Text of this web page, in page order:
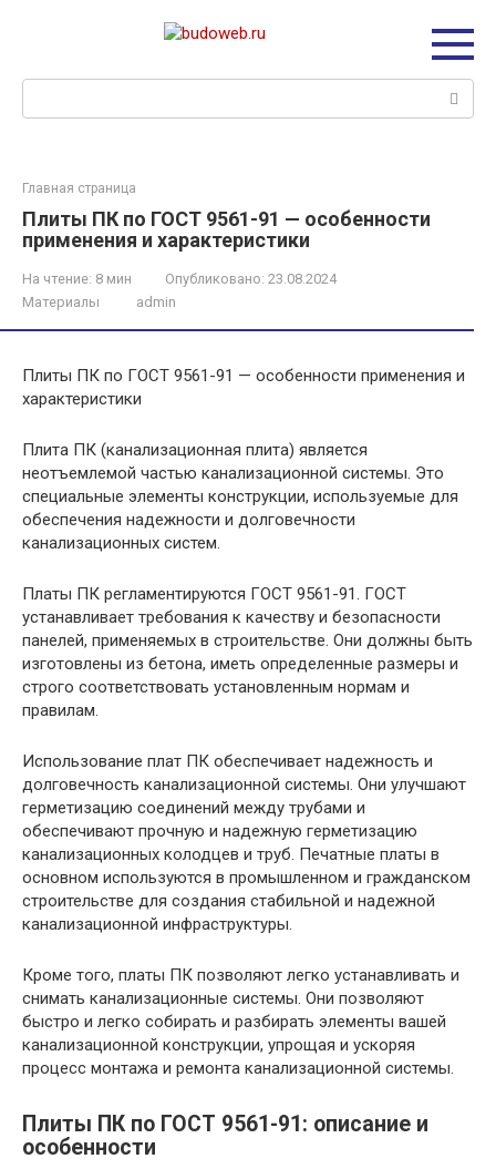
Главная страница
Плиты ПК по ГОСТ 9561-91 — особенности
применения и характеристики
На чтение: 8 мин Опубликовано: 23.08.2024
Материалы
admin
Плиты ПК по ГОСТ 9561-91 — особенности применения и
характеристики
Плита ПК (канализационная плита) является
неотъемлемой частью канализационной системы. Это
специальные элементы конструкции, используемые для
обеспечения надежности и долговечности
канализационных систем.
Платы ПК регламентируются ГОСТ 9561-91. ГОСТ
устанавливает требования к качеству и безопасности
панелей, применяемых в строительстве. Они должны быть
изготовлены из бетона, иметь определенные размеры и
строго соответствовать установленным нормам и
правилам.
Использование плат ПК обеспечивает надежность и
долговечность канализационной системы. Они улучшают
герметизацию соединений между трубами и
обеспечивают прочную и надежную герметизацию
канализационных колодцев и труб. Печатные платы в
основном используются в промышленном и гражданском
строительстве для создания стабильной и надежной
канализационной инфраструктуры.
Кроме того, платы ПК позволяют легко устанавливать и
снимать канализационные системы. Они позволяют
быстро и легко собирать и разбирать элементы вашей
канализационной конструкции, упрощая и ускоряя
процесс монтажа и ремонта канализационной системы.
Плиты ПК по ГОСТ 9561-91: описание и
особенности